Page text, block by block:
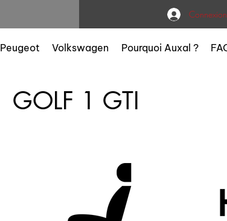
Connexion
Peugeot Volkswagen Pourquoi Auxal ?
GOLF 1 GTI